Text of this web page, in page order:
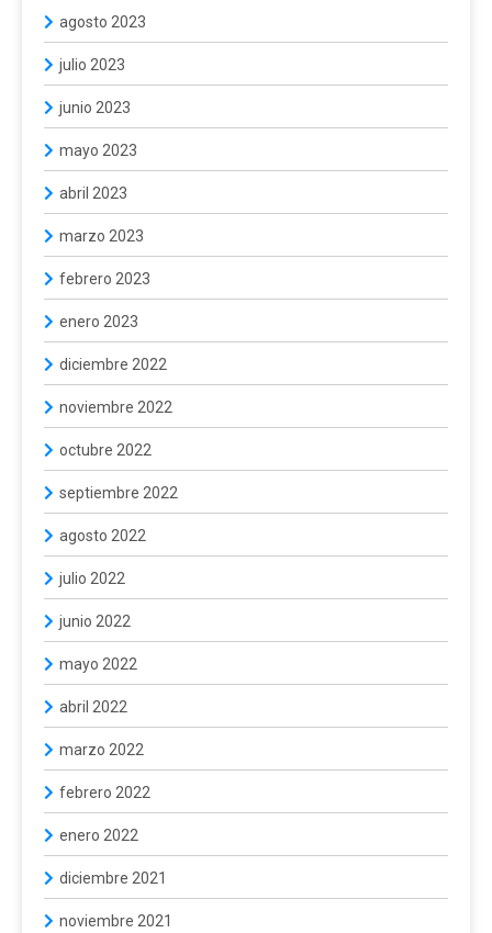
agosto 2023
julio 2023
junio 2023
mayo 2023
abril 2023
marzo 2023
febrero 2023
enero 2023
diciembre 2022
noviembre 2022
octubre 2022
septiembre 2022
agosto 2022
julio 2022
junio 2022
mayo 2022
abril 2022
marzo 2022
febrero 2022
enero 2022
diciembre 2021
noviembre 2021